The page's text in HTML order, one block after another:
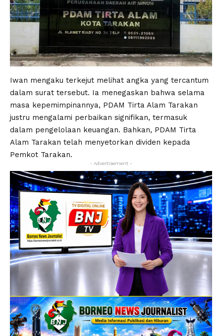
Iwan mengaku terkejut melihat angka yang tercantum
dalam surat tersebut. Ia menegaskan bahwa selama
masa kepemimpinannya, PDAM Tirta Alam Tarakan
justru mengalami perbaikan signifikan, termasuk
dalam pengelolaan keuangan. Bahkan, PDAM Tirta
Alam Tarakan telah menyetorkan dividen kepada
Pemkot Tarakan.
- Advertisement -